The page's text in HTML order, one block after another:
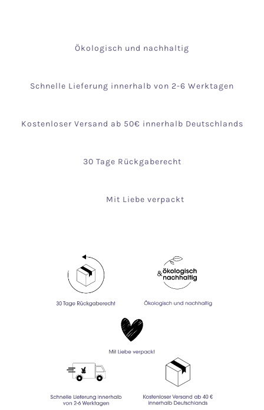
Ökologisch und nachhaltig
Schnelle Lieferung innerhalb von 2-6 Werktagen
Kostenloser Versand ab 50€ innerhalb Deutschlands
30 Tage Rückgaberecht
Mit Liebe verpackt